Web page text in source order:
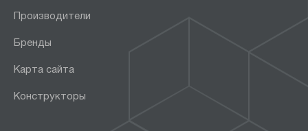
Производители
Бренды
Карта сайта
Конструкторы